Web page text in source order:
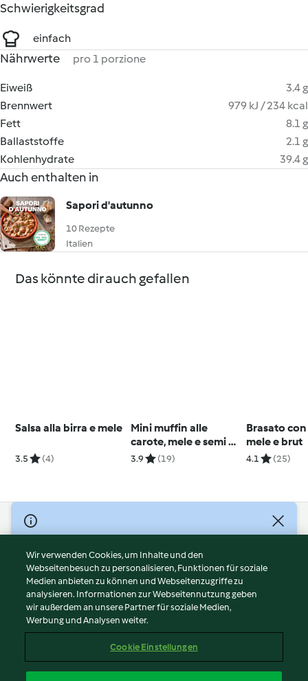
Schwierigkeitsgrad
einfach
Nährwerte pro 1 porzione
Eiweiß
3.4 g
Brennwert
979 kJ / 234 kcal
Fett
8.1 g
Ballaststoffe
2.1 g
Kohlenhydrate
39.4 g
Auch enthalten in
Sapori d'autunno
10 Rezepte
Italien
Das könnte dir auch gefallen
Salsa alla birra e mele
3.5 (4)
Mini muffin alle
carote, mele e semi di
chia
3.9 (19)
Brasato
mele e brut
4.1 (25)
© Copyright 2026
Nutzungsbedingungen
Datenschutzrichtlinien
Disclaimer
Impressum
Cookies
Abo kündigen
Wir verwenden Cookies, um Inhalte und den
Webseitenbesuch zu personalisieren, Funktionen für soziale
Medien anbieten zu können und Webseitenzugriffe zu
analysieren. Informationen zur Webseitennutzung geben
wir außerdem an unsere Partner für soziale Medien,
Werbung und Analysen weiter.
Cookie Einstellungen